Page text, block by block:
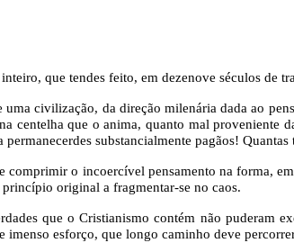
que tendes feito, em dezenove séculos de
uma civilização, da direção milenária dada ao
centelha que o anima, quanto mal proveniente
permanecerdes substancialmente pagãos!
comprimir o incoercível pensamento na forma,
original a fragmentar-se no caos.
que o Cristianismo contém não puderam
imenso esforço, que longo caminho deve